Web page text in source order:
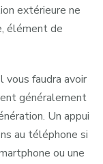
extérieure ne
élément de
vous faudra avoir
généralement
Un appui
au téléphone si
ou une